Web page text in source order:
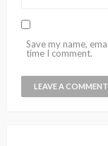
Save my name,
time I comment.